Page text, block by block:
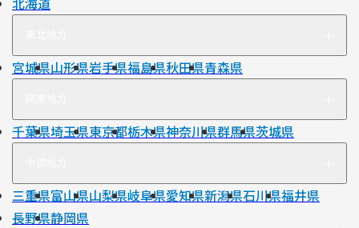
宮城県山形県岩手県福島県秋田県青森県
千葉県埼玉県東京都栃木県神奈川県群馬県茨城県
三重県富山県山梨県岐阜県愛知県新潟県石川県福井県
長野県静岡県